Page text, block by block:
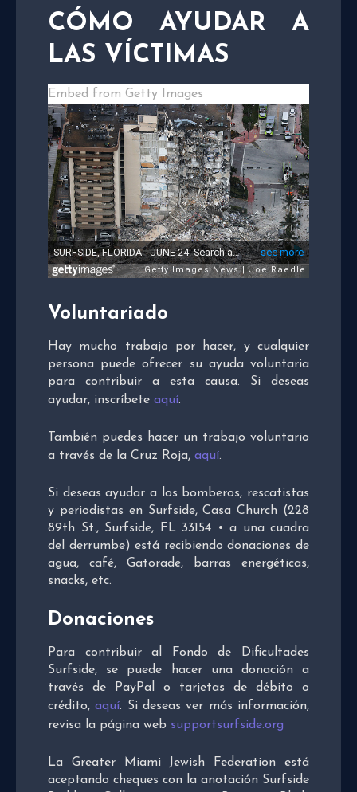
CÓMO AYUDAR A
LAS VÍCTIMAS
Embed from Getty Images
Voluntariado
Hay mucho trabajo por hacer, y cualquier
persona puede ofrecer su ayuda voluntaria
para contribuir a esta causa. Si deseas
ayudar, inscríbete aquí.
También puedes hacer un trabajo voluntario
a través de la Cruz Roja, aquí.
Si deseas ayudar a los bomberos, rescatistas
y periodistas en Surfside, Casa Church (228
89th St., Surfside, FL 33154 • a una cuadra
del derrumbe) está recibiendo donaciones de
agua, café, Gatorade, barras energéticas,
snacks, etc.
Donaciones
Para contribuir al Fondo de Dificultades
Surfside, se puede hacer una donación a
través de PayPal o tarjetas de débito o
crédito,aquí. Si deseas ver más información,
revisa la página web supportsurfside.org
La Greater Miami Jewish Federation está
aceptando cheques con la anotación Surfside